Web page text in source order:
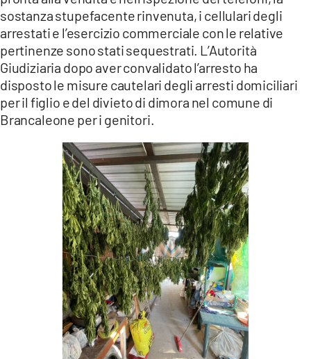
sostanza stupefacente rinvenuta, i cellulari degli
arrestati e l’esercizio commerciale con le relative
pertinenze sono stati sequestrati. L’Autorità
Giudiziaria dopo aver convalidato l’arresto ha
disposto le misure cautelari degli arresti domiciliari
per il figlio e del divieto di dimora nel comune di
Brancaleone per i genitori.